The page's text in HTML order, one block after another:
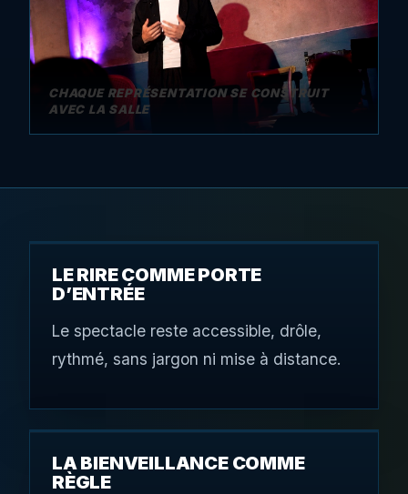
CHAQUE REPRÉSENTATION SE CONSTRUIT
AVEC LA SALLE
LE RIRE COMME PORTE
D’ENTRÉE
Le spectacle reste accessible, drôle,
rythmé, sans jargon ni mise à distance.
LA BIENVEILLANCE COMME
RÈGLE